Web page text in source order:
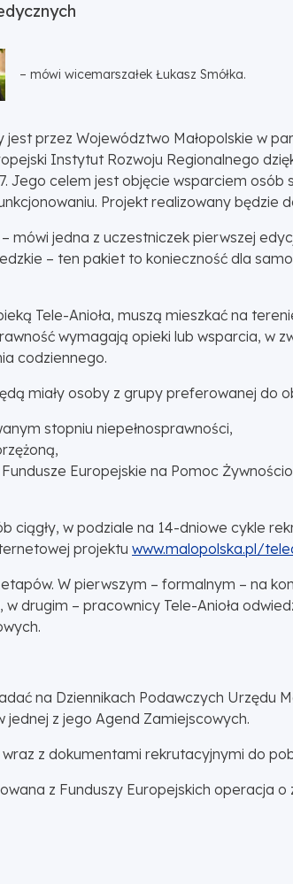
– mówi wicemarszałek Łukasz Smółka.
jest przez Województwo Małopolskie w
Instytut Rozwoju Regionalnego
Jego celem jest objęcie wsparciem
Projekt realizowany będzie
mówi jedna z uczestniczek pierwszej
– ten pakiet to konieczność dla
Tele-Anioła, muszą mieszkać na
wymagają opieki lub wsparcia, w
codziennego.
miały osoby z grupy preferowanej do
stopniu niepełnosprawności,
Europejskie na Pomoc
ciągły, w podziale na 14-dniowe cykle
projektu www.malopolska.pl/
W pierwszym – formalnym – na
w drugim – pracownicy Tele-Anioła
na Dziennikach Podawczych Urzędu
jednej z jego Agend Zamiejscowych.
z dokumentami rekrutacyjnymi do
z Funduszy Europejskich operacja